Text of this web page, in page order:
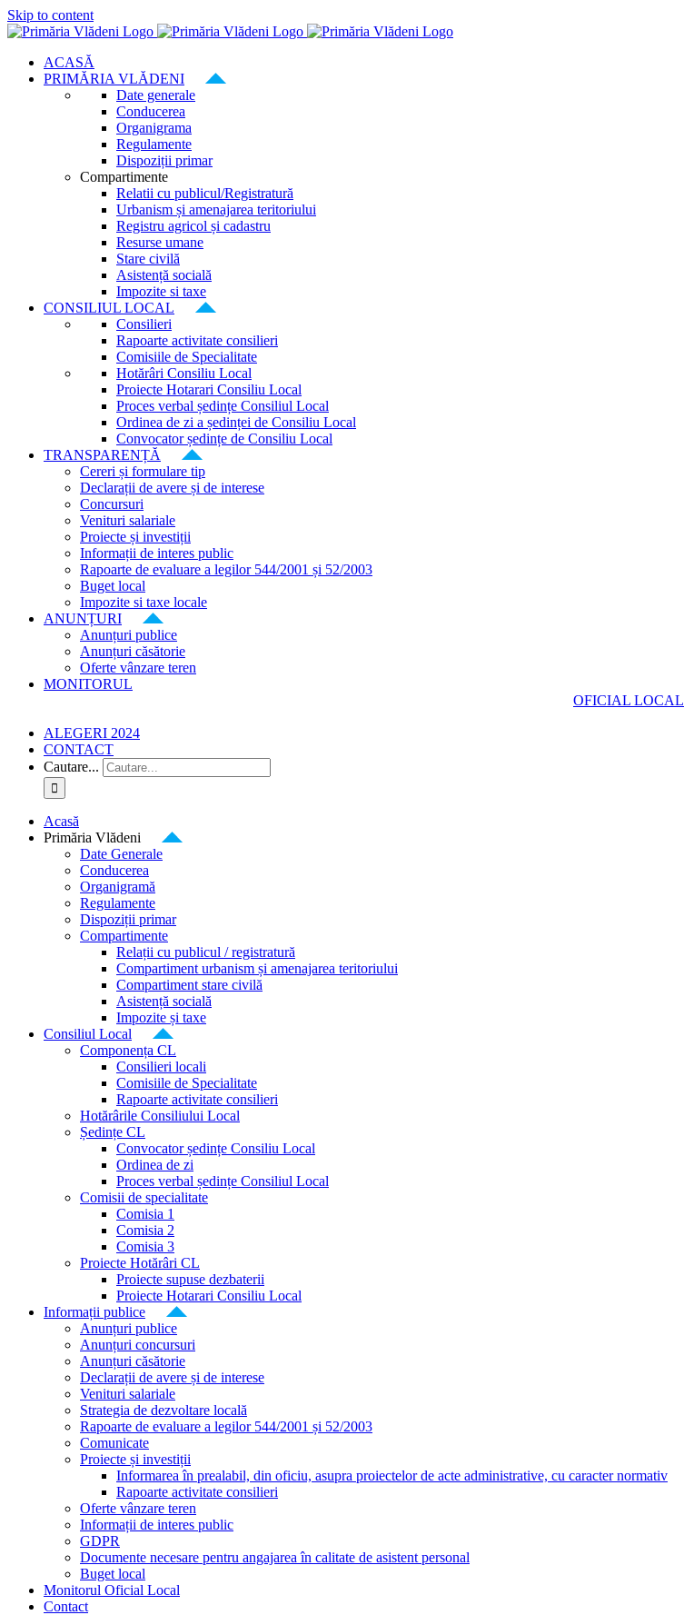
Skip to content
ACASĂ
PRIMĂRIA VLĂDENI
Date generale
Conducerea
Organigrama
Regulamente
Dispoziții primar
Compartimente
Relatii cu publicul/Registratură
Urbanism și amenajarea teritoriului
Registru agricol și cadastru
Resurse umane
Stare civilă
Asistență socială
Impozite si taxe
CONSILIUL LOCAL
Consilieri
Rapoarte activitate consilieri
Comisiile de Specialitate
Hotărâri Consiliu Local
Proiecte Hotarari Consiliu Local
Proces verbal ședințe Consiliul Local
Ordinea de zi a ședinței de Consiliu Local
Convocator ședințe de Consiliu Local
TRANSPARENȚĂ
Cereri și formulare tip
Declarații de avere și de interese
Concursuri
Venituri salariale
Proiecte și investiții
Informații de interes public
Rapoarte de evaluare a legilor 544/2001 și 52/2003
Buget local
Impozite si taxe locale
ANUNȚURI
Anunțuri publice
Anunțuri căsătorie
Oferte vânzare teren
MONITORUL
OFICIAL LOCAL
ALEGERI 2024
CONTACT
Cautare...
Acasă
Primăria Vlădeni
Date Generale
Conducerea
Organigramă
Regulamente
Dispoziții primar
Compartimente
Relații cu publicul / registratură
Compartiment urbanism și amenajarea teritoriului
Compartiment stare civilă
Asistență socială
Impozite și taxe
Consiliul Local
Componența CL
Consilieri locali
Comisiile de Specialitate
Rapoarte activitate consilieri
Hotărârile Consiliului Local
Ședințe CL
Convocator ședințe Consiliu Local
Ordinea de zi
Proces verbal ședințe Consiliul Local
Comisii de specialitate
Comisia 1
Comisia 2
Comisia 3
Proiecte Hotărâri CL
Proiecte supuse dezbaterii
Proiecte Hotarari Consiliu Local
Informații publice
Anunțuri publice
Anunțuri concursuri
Anunțuri căsătorie
Declarații de avere și de interese
Venituri salariale
Strategia de dezvoltare locală
Rapoarte de evaluare a legilor 544/2001 și 52/2003
Comunicate
Proiecte și investiții
Informarea în prealabil, din oficiu, asupra proiectelor de acte administrative, cu caracter normativ
Rapoarte activitate consilieri
Oferte vânzare teren
Informații de interes public
GDPR
Documente necesare pentru angajarea în calitate de asistent personal
Buget local
Monitorul Oficial Local
Contact